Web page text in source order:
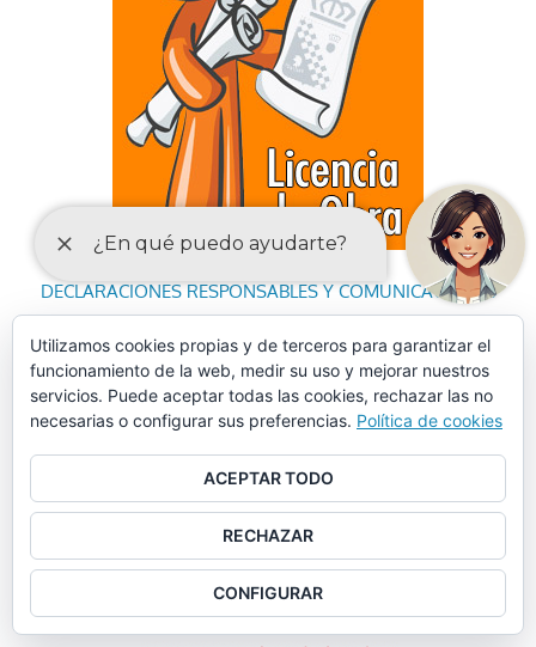
DECLARACIONES RESPONSABLES Y COMUNICACIONES
PREVIAS PARA EL EJERCICIO DE ACTIVIDADES
Utilizamos cookies propias y de terceros para garantizar el
funcionamiento de la web, medir su uso y mejorar nuestros
servicios. Puede aceptar todas las cookies, rechazar las no
necesarias o configurar sus preferencias. Política de cookies
ACEPTAR TODO
RECHAZAR
CONFIGURAR